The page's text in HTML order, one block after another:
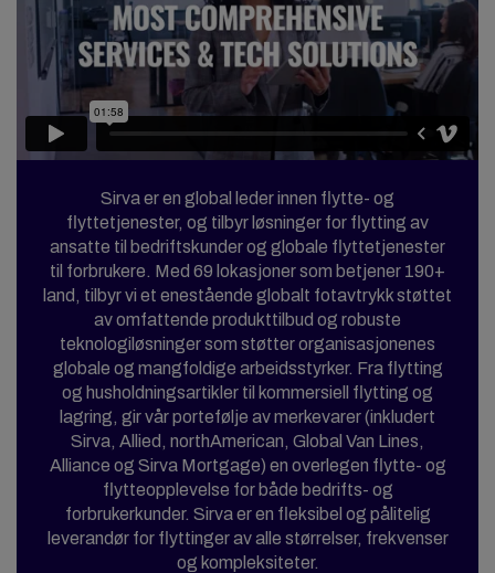
Sirva er en global leder innen flytte- og
flyttetjenester, og tilbyr løsninger for flytting av
ansatte til bedriftskunder og globale flyttetjenester
til forbrukere. Med 69 lokasjoner som betjener 190+
land, tilbyr vi et enestående globalt fotavtrykk støttet
av omfattende produkttilbud og robuste
teknologiløsninger som støtter organisasjonenes
globale og mangfoldige arbeidsstyrker. Fra flytting
og husholdningsartikler til kommersiell flytting og
lagring, gir vår portefølje av merkevarer (inkludert
Sirva, Allied, northAmerican, Global Van Lines,
Alliance og Sirva Mortgage) en overlegen flytte- og
flytteopplevelse for både bedrifts- og
forbrukerkunder. Sirva er en fleksibel og pålitelig
leverandør for flyttinger av alle størrelser, frekvenser
og kompleksiteter.